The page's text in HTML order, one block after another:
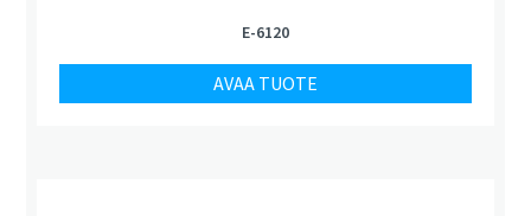
E-6120
AVAA TUOTE